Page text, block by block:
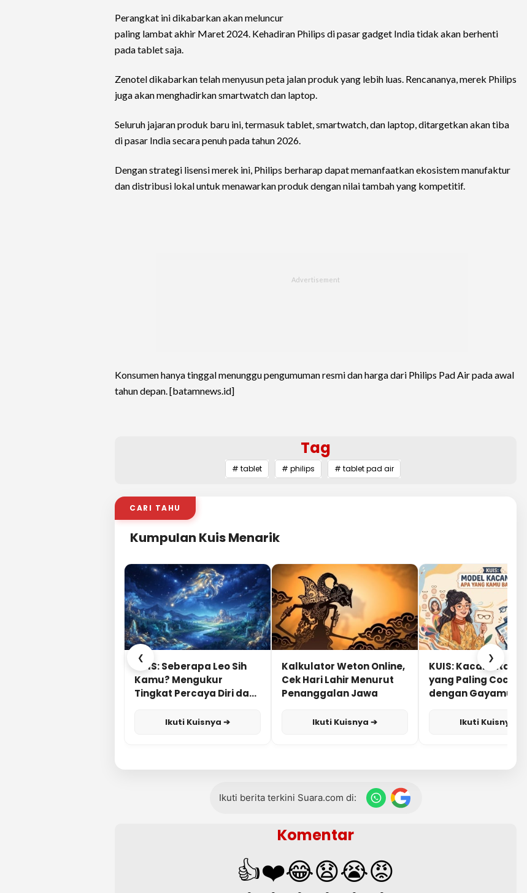
Perangkat ini dikabarkan akan meluncur
paling lambat akhir Maret 2024. Kehadiran Philips di pasar gadget India tidak akan berhenti
pada tablet saja.
Zenotel dikabarkan telah menyusun peta jalan produk yang lebih luas. Rencananya, merek Philips
juga akan menghadirkan smartwatch dan laptop.
Seluruh jajaran produk baru ini, termasuk tablet, smartwatch, dan laptop, ditargetkan akan tiba
di pasar India secara penuh pada tahun 2026.
Dengan strategi lisensi merek ini, Philips berharap dapat memanfaatkan ekosistem manufaktur
dan distribusi lokal untuk menawarkan produk dengan nilai tambah yang kompetitif.
Konsumen hanya tinggal menunggu pengumuman resmi dan harga dari Philips Pad Air pada awal
tahun depan. [batamnews.id]
Tag
# tablet # philips # tablet pad air
CARI TAHU
Kumpulan Kuis Menarik
❮
KUIS: Seberapa Leo Sih
Kamu? Mengukur
Tingkat Percaya Diri dan
Ikuti Kuisnya ➔
Kalkulator Weton Online,
Cek Hari Lahir Menurut
Penanggalan Jawa
Ikuti Kuisnya ➔
KUIS: Kacamata Apa
yang Paling Cocok
dengan Gayamu?
Ikuti Kuisnya ➔
❯
Ikuti berita terkini Suara.com di:
Komentar
👍❤️😂😧😭😡